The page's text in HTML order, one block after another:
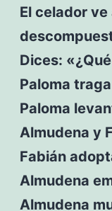
El celador
Dices:
Paloma
Paloma
Almudena y
Fabián
Almudena
Almudena